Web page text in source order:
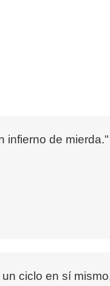
infierno de mierda."
ciclo en sí